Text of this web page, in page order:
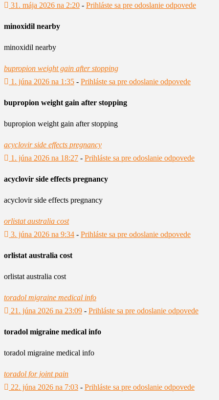
31. mája 2026 na 2:20 - Prihláste sa pre odoslanie odpovede
minoxidil nearby
minoxidil nearby
bupropion weight gain after stopping
1. júna 2026 na 1:35 - Prihláste sa pre odoslanie odpovede
bupropion weight gain after stopping
bupropion weight gain after stopping
acyclovir side effects pregnancy
1. júna 2026 na 18:27 - Prihláste sa pre odoslanie odpovede
acyclovir side effects pregnancy
acyclovir side effects pregnancy
orlistat australia cost
3. júna 2026 na 9:34 - Prihláste sa pre odoslanie odpovede
orlistat australia cost
orlistat australia cost
toradol migraine medical info
21. júna 2026 na 23:09 - Prihláste sa pre odoslanie odpovede
toradol migraine medical info
toradol migraine medical info
toradol for joint pain
22. júna 2026 na 7:03 - Prihláste sa pre odoslanie odpovede